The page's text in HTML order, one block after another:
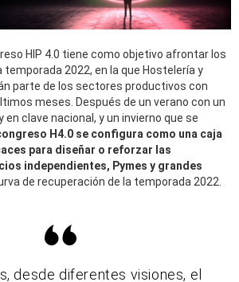
HIP 4.0 tiene como objetivo afrontar los
2022, en la que Hostelería y
parte de los sectores productivos con
meses. Después de un verano con un
clave nacional, y un invierno que se
H4.0 se configura como una caja
para diseñar o reforzar las
independientes, Pymes y grandes
de recuperación de la temporada 2022.
desde diferentes visiones, el